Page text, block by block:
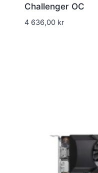
Challenger OC
4 636,00 kr